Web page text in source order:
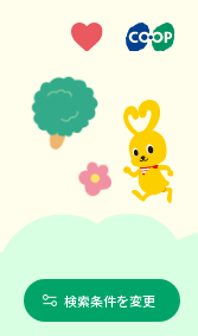
検索条件を変更